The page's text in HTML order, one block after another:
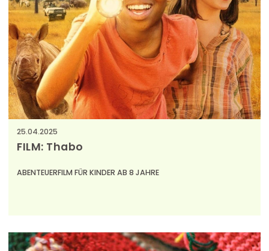
t
u
n
g
e
n
25.04.2025
FILM: Thabo
ABENTEUERFILM FÜR KINDER AB 8 JAHRE